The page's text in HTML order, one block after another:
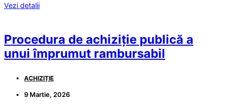
Vezi detalii
Procedura de achiziție publică a
unui împrumut rambursabil
ACHIZIȚIE
9 Martie, 2026